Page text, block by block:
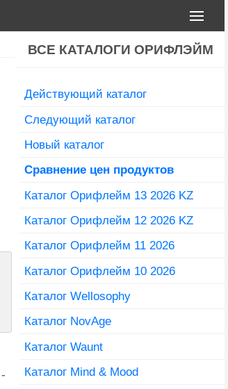
-
ВСЕ КАТАЛОГИ ОРИФЛЭЙМ
Действующий каталог
Следующий каталог
Новый каталог
Сравнение цен продуктов
Каталог Орифлейм 13 2026 KZ
Каталог Орифлейм 12 2026 KZ
Каталог Орифлейм 11 2026
Каталог Орифлейм 10 2026
Каталог Wellosophy
Каталог NovAge
Каталог Waunt
Каталог Mind & Mood